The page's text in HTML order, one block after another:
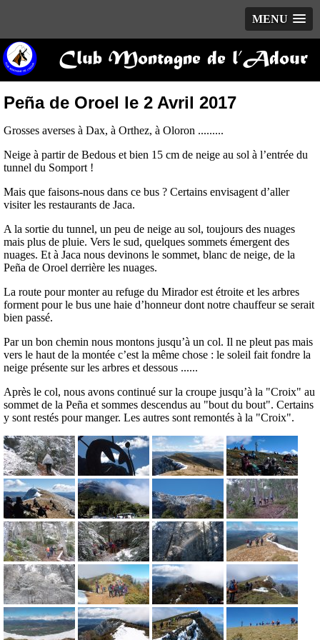
MENU
Club Montagne de l’Adour
Peña de Oroel le 2 Avril 2017
Grosses averses à Dax, à Orthez, à Oloron .........
Neige à partir de Bedous et bien 15 cm de neige au sol à l’entrée du
tunnel du Somport !
Mais que faisons-nous dans ce bus ? Certains envisagent d’aller
visiter les restaurants de Jaca.
A la sortie du tunnel, un peu de neige au sol, toujours des nuages
mais plus de pluie. Vers le sud, quelques sommets émergent des
nuages. Et à Jaca nous devinons le sommet, blanc de neige, de la
Peña de Oroel derrière les nuages.
La route pour monter au refuge du Mirador est étroite et les arbres
forment pour le bus une haie d’honneur dont notre chauffeur se serait
bien passé.
Par un bon chemin nous montons jusqu’à un col. Il ne pleut pas mais
vers le haut de la montée c’est la même chose : le soleil fait fondre la
neige présente sur les arbres et dessous ......
Après le col, nous avons continué sur la croupe jusqu’à la "Croix" au
sommet de la Peña et sommes descendus au "bout du bout". Certains
y sont restés pour manger. Les autres sont remontés à la "Croix".